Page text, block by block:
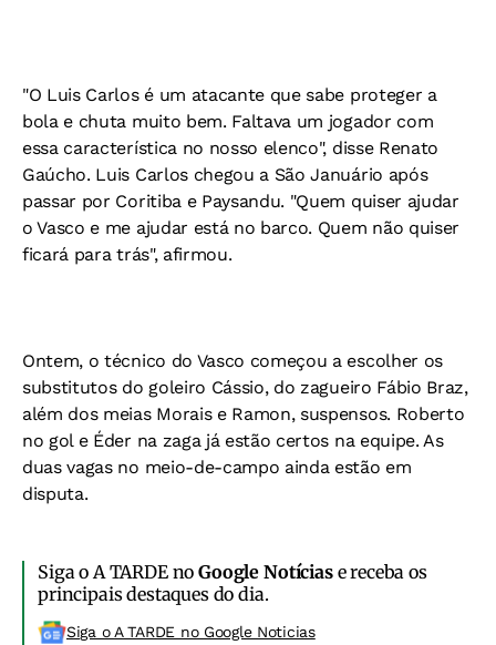
"O Luis Carlos é um atacante que sabe proteger a
bola e chuta muito bem. Faltava um jogador com
essa característica no nosso elenco", disse Renato
Gaúcho. Luis Carlos chegou a São Januário após
passar por Coritiba e Paysandu. "Quem quiser ajudar
o Vasco e me ajudar está no barco. Quem não quiser
ficará para trás", afirmou.
Ontem, o técnico do Vasco começou a escolher os
substitutos do goleiro Cássio, do zagueiro Fábio Braz,
além dos meias Morais e Ramon, suspensos. Roberto
no gol e Éder na zaga já estão certos na equipe. As
duas vagas no meio-de-campo ainda estão em
disputa.
Siga o A TARDE noGoogle Notíciase receba os
principais destaques do dia.
Siga o A TARDE no Google Noticias